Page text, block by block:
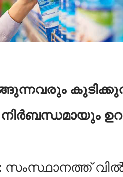
നിർബന്ധമായും
സംസ്ഥാനത്ത്